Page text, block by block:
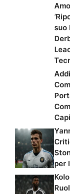
suo
per